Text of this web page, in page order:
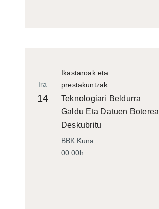
Ikastaroak eta
prestakuntzak
Ira
14
Teknologiari Beldurra
Galdu Eta Datuen Boterea
Deskubritu
BBK Kuna
00:00h